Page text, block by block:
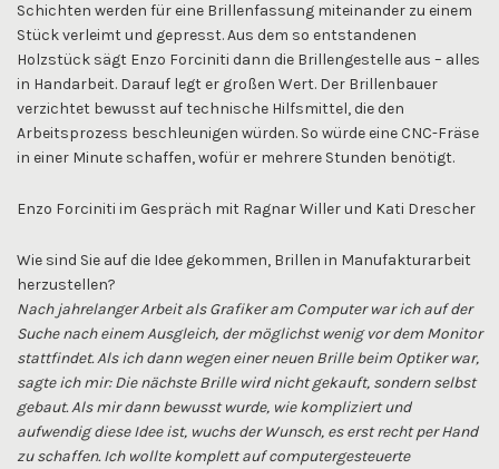
Schichten werden für eine Brillenfassung miteinander zu einem
Stück verleimt und gepresst. Aus dem so entstandenen
Holzstück sägt Enzo Forciniti dann die Brillengestelle aus – alles
in Handarbeit. Darauf legt er großen Wert. Der Brillenbauer
verzichtet bewusst auf technische Hilfsmittel, die den
Arbeitsprozess beschleunigen würden. So würde eine CNC-Fräse
in einer Minute schaffen, wofür er mehrere Stunden benötigt.
Enzo Forciniti im Gespräch mit Ragnar Willer und Kati Drescher
Wie sind Sie auf die Idee gekommen, Brillen in Manufakturarbeit
herzustellen?
Nach jahrelanger Arbeit als Grafiker am Computer war ich auf der
Suche nach einem Ausgleich, der möglichst wenig vor dem Monitor
stattfindet. Als ich dann wegen einer neuen Brille beim Optiker war,
sagte ich mir: Die nächste Brille wird nicht gekauft, sondern selbst
gebaut. Als mir dann bewusst wurde, wie kompliziert und
aufwendig diese Idee ist, wuchs der Wunsch, es erst recht per Hand
zu schaffen. Ich wollte komplett auf computergesteuerte